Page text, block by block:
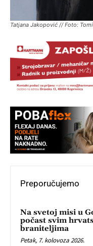
Tatjana Jakopović // Foto:
Preporučujemo
Na svetoj misi u
počast svim
braniteljima
Petak, 7. kolovoza 2026.